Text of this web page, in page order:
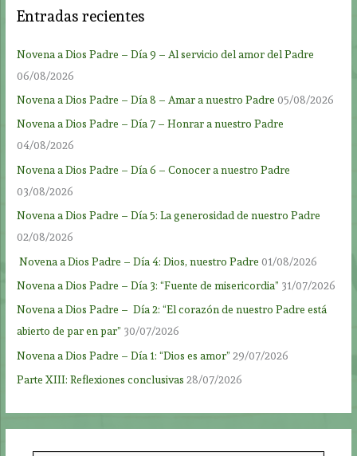
Entradas recientes
Novena a Dios Padre – Día 9 – Al servicio del amor del Padre
06/08/2026
Novena a Dios Padre – Día 8 – Amar a nuestro Padre 05/08/2026
Novena a Dios Padre – Día 7 – Honrar a nuestro Padre
04/08/2026
Novena a Dios Padre – Día 6 – Conocer a nuestro Padre
03/08/2026
Novena a Dios Padre – Día 5: La generosidad de nuestro Padre
02/08/2026
Novena a Dios Padre – Día 4: Dios, nuestro Padre 01/08/2026
Novena a Dios Padre – Día 3: “Fuente de misericordia” 31/07/2026
Novena a Dios Padre – Día 2: “El corazón de nuestro Padre está
abierto de par en par” 30/07/2026
Novena a Dios Padre – Día 1: “Dios es amor” 29/07/2026
Parte XIII: Reflexiones conclusivas 28/07/2026